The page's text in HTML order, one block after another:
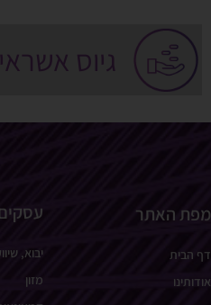
גיוס אשראי
מפת האתר
דף הבית
אודותינו
יבוא,
מזון